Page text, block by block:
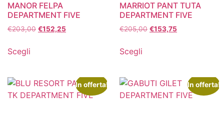
MANOR FELPA
DEPARTMENT FIVE
€203,00 €152,25
Scegli
MARRIOT PANT TUTA
DEPARTMENT FIVE
€205,00 €153,75
Scegli
In offerta! In offerta!